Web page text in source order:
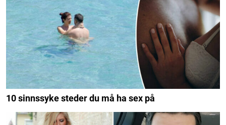
10 sinnssyke steder du må ha sex på